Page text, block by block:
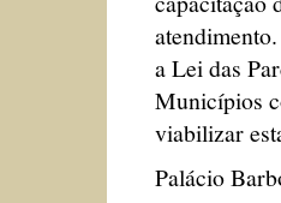
a Lei das
Municípios
viabilizar
Palácio